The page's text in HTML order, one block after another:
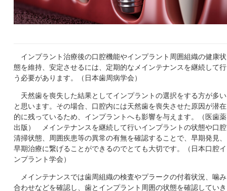
インプラント治療後の口腔機能やインプラント周囲組織の健康状
態を維持、安定させるには、定期的なメインテナンスを継続して行
う必要があります。（日本歯周病学会）
天然歯を喪失した結果としてインプラントの選択をする方が多い
と思います。その場合、口腔内には天然歯を喪失させた原因が潜在
的に残っているため、インプラントへも影響を与えます。（医歯薬
出版） メインテナンスを継続して行いインプラントの状態や口腔
清掃状態、周囲疾患等の異常の有無を確認することで、早期発見、
早期治療に繋げることができるのでとても大切です。（日本口腔イ
ンプラント学会）
メインテナンスでは歯周組織の検査やプラークの付着状況、噛み
合わせなどを確認し、歯とインプラント周囲の状態を確認していき